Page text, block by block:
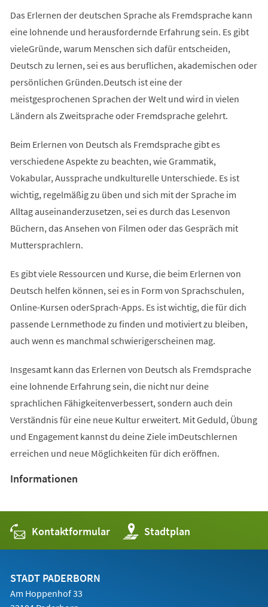
Das Erlernen der deutschen Sprache als Fremdsprache kann
eine lohnende und herausfordernde Erfahrung sein. Es gibt
vieleGründe, warum Menschen sich dafür entscheiden,
Deutsch zu lernen, sei es aus beruflichen, akademischen oder
persönlichen Gründen.Deutsch ist eine der
meistgesprochenen Sprachen der Welt und wird in vielen
Ländern als Zweitsprache oder Fremdsprache gelehrt.
Beim Erlernen von Deutsch als Fremdsprache gibt es
verschiedene Aspekte zu beachten, wie Grammatik,
Vokabular, Aussprache undkulturelle Unterschiede. Es ist
wichtig, regelmäßig zu üben und sich mit der Sprache im
Alltag auseinanderzusetzen, sei es durch das Lesenvon
Büchern, das Ansehen von Filmen oder das Gespräch mit
Muttersprachlern.
Es gibt viele Ressourcen und Kurse, die beim Erlernen von
Deutsch helfen können, sei es in Form von Sprachschulen,
Online-Kursen oderSprach-Apps. Es ist wichtig, die für dich
passende Lernmethode zu finden und motiviert zu bleiben,
auch wenn es manchmal schwierigerscheinen mag.
Insgesamt kann das Erlernen von Deutsch als Fremdsprache
eine lohnende Erfahrung sein, die nicht nur deine
sprachlichen Fähigkeitenverbessert, sondern auch dein
Verständnis für eine neue Kultur erweitert. Mit Geduld, Übung
und Engagement kannst du deine Ziele imDeutschlernen
erreichen und neue Möglichkeiten für dich eröffnen.
Informationen
Kontaktformular Stadtplan
(Öffnet
in
einem
STADT PADERBORN
Am Hoppenhof 33